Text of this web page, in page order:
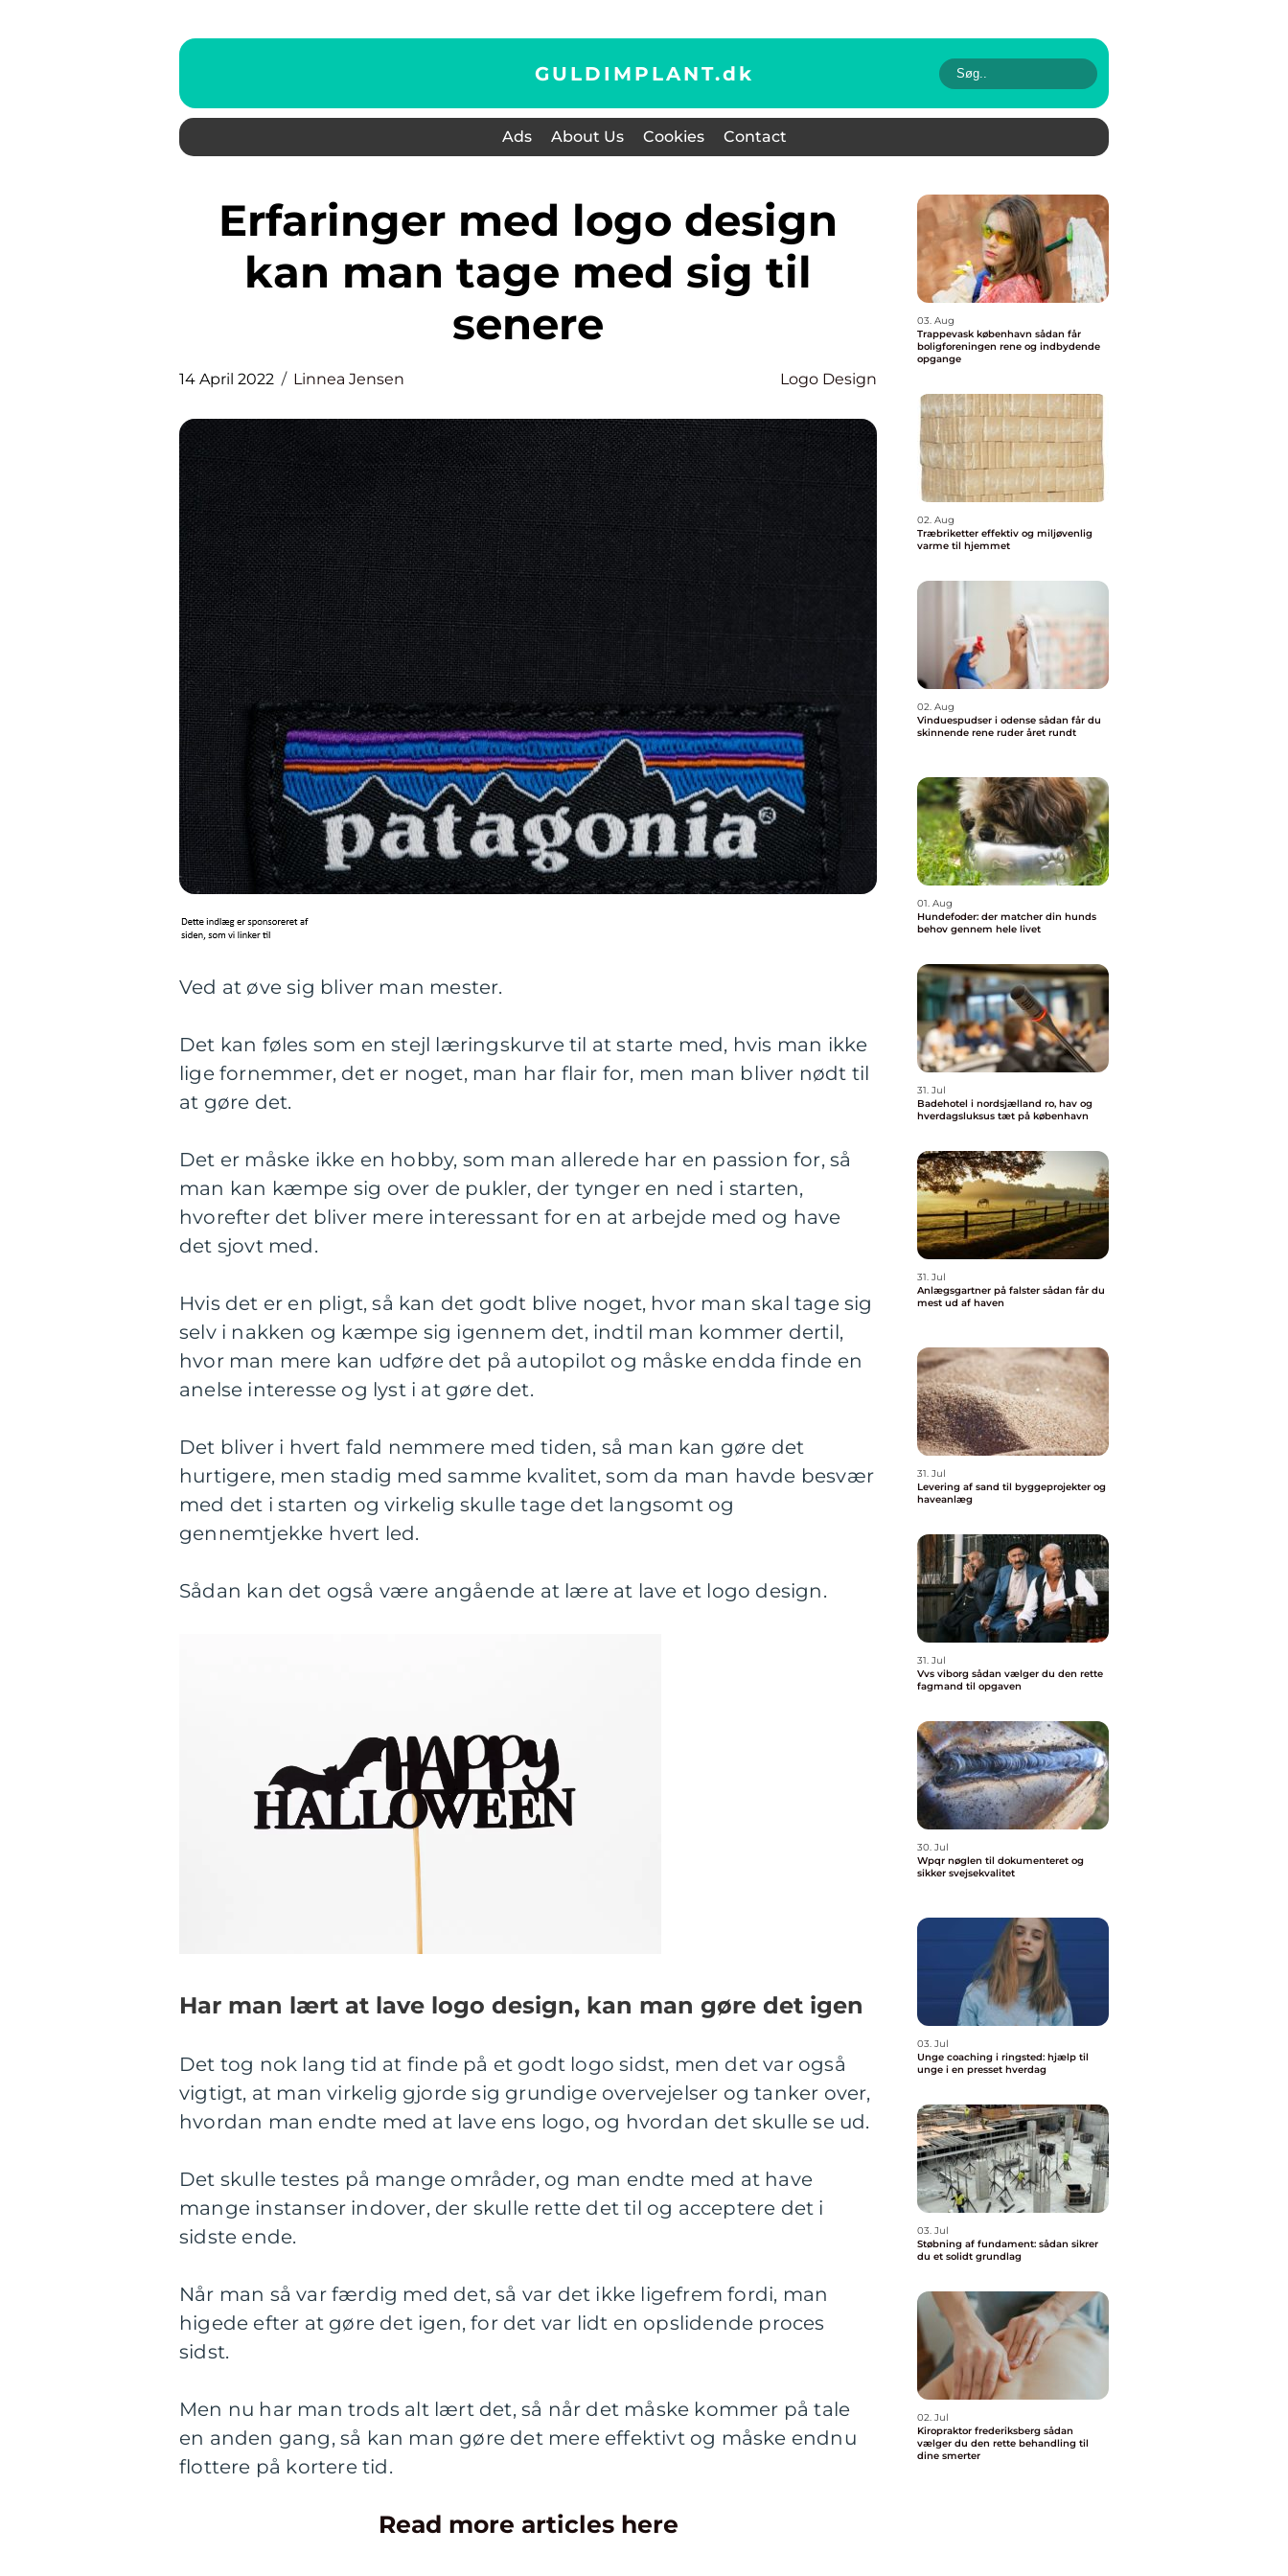
GULDIMPLANT.dk
Ads About Us Cookies Contact
Erfaringer med logo design
kan man tage med sig til
senere
14 April 2022 Linnea Jensen Logo Design
Ved at øve sig bliver man mester.
Det kan føles som en stejl læringskurve til at starte med, hvis man ikke
lige fornemmer, det er noget, man har flair for, men man bliver nødt til
at gøre det.
Det er måske ikke en hobby, som man allerede har en passion for, så
man kan kæmpe sig over de pukler, der tynger en ned i starten,
hvorefter det bliver mere interessant for en at arbejde med og have
det sjovt med.
Hvis det er en pligt, så kan det godt blive noget, hvor man skal tage sig
selv i nakken og kæmpe sig igennem det, indtil man kommer dertil,
hvor man mere kan udføre det på autopilot og måske endda finde en
anelse interesse og lyst i at gøre det.
Det bliver i hvert fald nemmere med tiden, så man kan gøre det
hurtigere, men stadig med samme kvalitet, som da man havde besvær
med det i starten og virkelig skulle tage det langsomt og
gennemtjekke hvert led.
Sådan kan det også være angående at lære at lave et logo design.
Har man lært at lave logo design, kan man gøre det igen
Det tog nok lang tid at finde på et godt logo sidst, men det var også
vigtigt, at man virkelig gjorde sig grundige overvejelser og tanker over,
hvordan man endte med at lave ens logo, og hvordan det skulle se ud.
Det skulle testes på mange områder, og man endte med at have
mange instanser indover, der skulle rette det til og acceptere det i
sidste ende.
Når man så var færdig med det, så var det ikke ligefrem fordi, man
higede efter at gøre det igen, for det var lidt en opslidende proces
sidst.
Men nu har man trods alt lært det, så når det måske kommer på tale
en anden gang, så kan man gøre det mere effektivt og måske endnu
flottere på kortere tid.
Read more articles here
03. Aug
Trappevask københavn sådan får
boligforeningen rene og indbydende
opgange
02. Aug
Træbriketter effektiv og miljøvenlig
varme til hjemmet
02. Aug
Vinduespudser i odense sådan får du
skinnende rene ruder året rundt
01. Aug
Hundefoder: der matcher din hunds
behov gennem hele livet
31. Jul
Badehotel i nordsjælland ro, hav og
hverdagsluksus tæt på københavn
31. Jul
Anlægsgartner på falster sådan får du
mest ud af haven
31. Jul
Levering af sand til byggeprojekter og
haveanlæg
31. Jul
Vvs viborg sådan vælger du den rette
fagmand til opgaven
30. Jul
Wpqr nøglen til dokumenteret og
sikker svejsekvalitet
03. Jul
Unge coaching i ringsted: hjælp til
unge i en presset hverdag
03. Jul
Støbning af fundament: sådan sikrer
du et solidt grundlag
02. Jul
Kiropraktor frederiksberg sådan
vælger du den rette behandling til
dine smerter